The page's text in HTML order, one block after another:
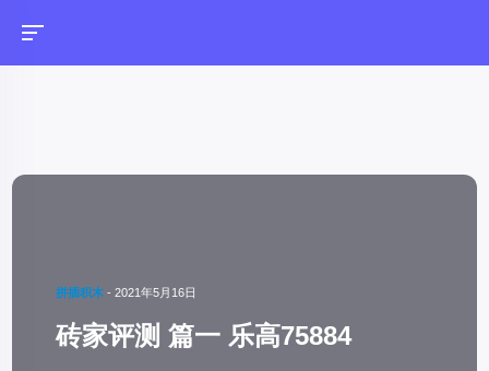
拼插积木 -2021年5月16日
砖家评测 篇一 乐高75884